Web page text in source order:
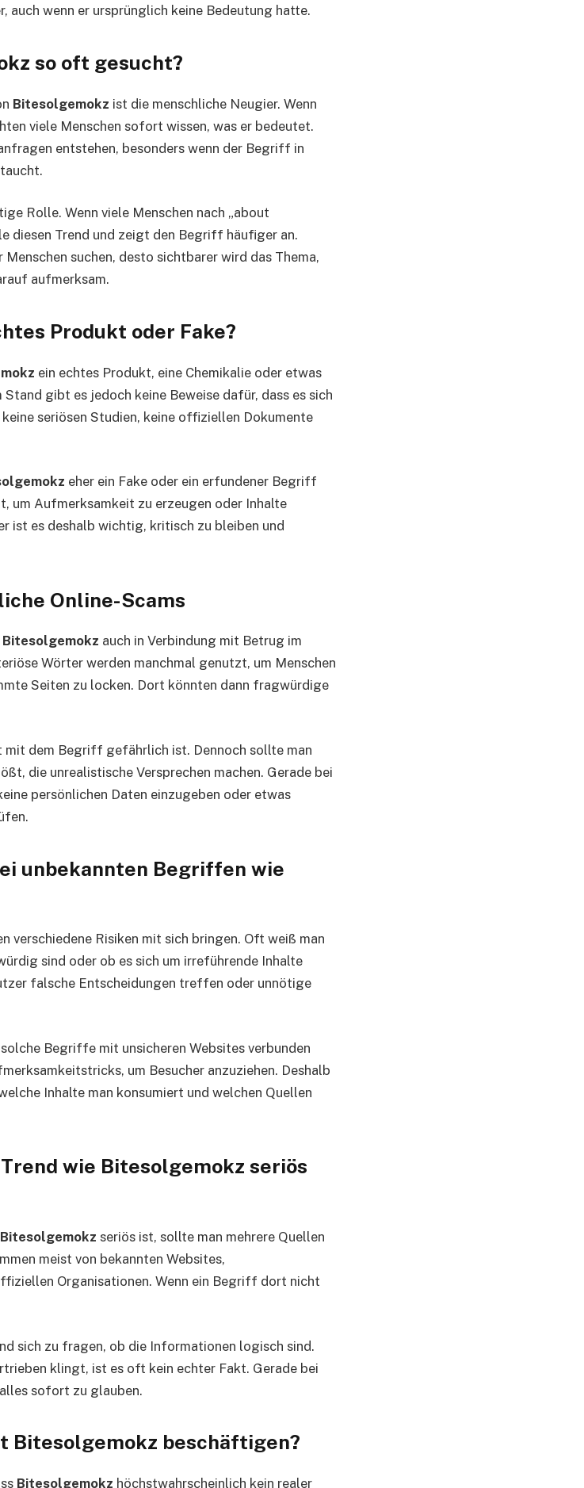
wenn er ursprünglich keine Bedeutung hatte.
so oft gesucht?
Bitesolgemokz ist die menschliche Neugier. Wenn
viele Menschen sofort wissen, was er bedeutet.
entstehen, besonders wenn der Begriff in
Rolle. Wenn viele Menschen nach „about
diesen Trend und zeigt den Begriff häufiger an.
suchen, desto sichtbarer wird das Thema,
aufmerksam.
Produkt oder Fake?
ein echtes Produkt, eine Chemikalie oder etwas
gibt es jedoch keine Beweise dafür, dass es sich
seriösen Studien, keine offiziellen Dokumente
eher ein Fake oder ein erfundener Begriff
Aufmerksamkeit zu erzeugen oder Inhalte
ist es deshalb wichtig, kritisch zu bleiben und
Online-Scams
Bitesolgemokz auch in Verbindung mit Betrug im
Wörter werden manchmal genutzt, um Menschen
Seiten zu locken. Dort könnten dann fragwürdige
dem Begriff gefährlich ist. Dennoch sollte man
die unrealistische Versprechen machen. Gerade bei
persönlichen Daten einzugeben oder etwas
unbekannten Begriffen wie
verschiedene Risiken mit sich bringen. Oft weiß man
sind oder ob es sich um irreführende Inhalte
falsche Entscheidungen treffen oder unnötige
Begriffe mit unsicheren Websites verbunden
um Besucher anzuziehen. Deshalb
Inhalte man konsumiert und welchen Quellen
wie Bitesolgemokz seriös
Bitesolgemokz seriös ist, sollte man mehrere Quellen
meist von bekannten Websites,
Organisationen. Wenn ein Begriff dort nicht
sich zu fragen, ob die Informationen logisch sind.
klingt, ist es oft kein echter Fakt. Gerade bei
sofort zu glauben.
Bitesolgemokz beschäftigen?
Bitesolgemokz höchstwahrscheinlich kein realer